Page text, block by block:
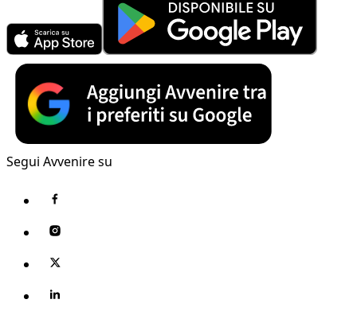
Segui Avvenire su